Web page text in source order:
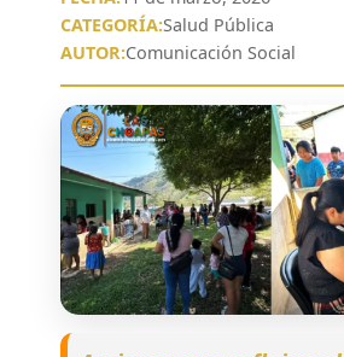
CATEGORÍA:Salud Pública
AUTOR:Comunicación Social